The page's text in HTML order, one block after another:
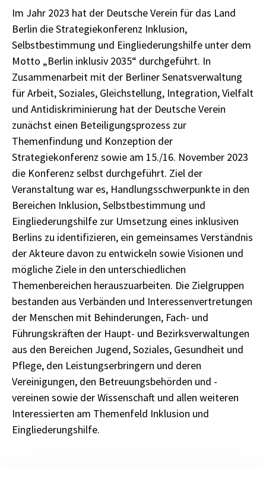
Im Jahr 2023 hat der Deutsche Verein für das Land
Berlin die Strategiekonferenz Inklusion,
Selbstbestimmung und Eingliederungshilfe unter dem
Motto „Berlin inklusiv 2035“ durchgeführt. In
Zusammenarbeit mit der Berliner Senatsverwaltung
für Arbeit, Soziales, Gleichstellung, Integration, Vielfalt
und Antidiskriminierung hat der Deutsche Verein
zunächst einen Beteiligungsprozess zur
Themenfindung und Konzeption der
Strategiekonferenz sowie am 15./16. November 2023
die Konferenz selbst durchgeführt. Ziel der
Veranstaltung war es, Handlungsschwerpunkte in den
Bereichen Inklusion, Selbstbestimmung und
Eingliederungshilfe zur Umsetzung eines inklusiven
Berlins zu identifizieren, ein gemeinsames Verständnis
der Akteure davon zu entwickeln sowie Visionen und
mögliche Ziele in den unterschiedlichen
Themenbereichen herauszuarbeiten. Die Zielgruppen
bestanden aus Verbänden und Interessenvertretungen
der Menschen mit Behinderungen, Fach- und
Führungskräften der Haupt- und Bezirksverwaltungen
aus den Bereichen Jugend, Soziales, Gesundheit und
Pflege, den Leistungserbringern und deren
Vereinigungen, den Betreuungsbehörden und -
vereinen sowie der Wissenschaft und allen weiteren
Interessierten am Themenfeld Inklusion und
Eingliederungshilfe.